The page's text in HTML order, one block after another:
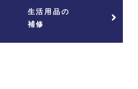
生活用品の
補修